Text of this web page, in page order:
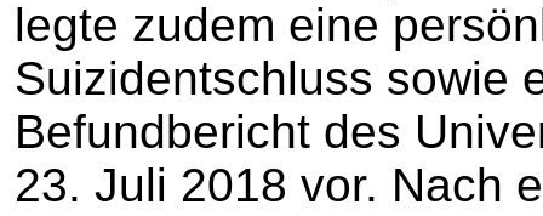
legte zudem eine
Suizidentschluss sowie
Befundbericht des
23. Juli 2018 vor. Nach